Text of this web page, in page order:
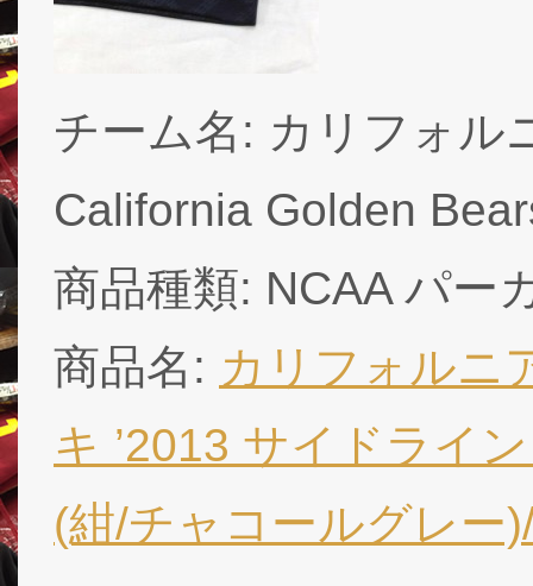
チーム名: カリフォル
California Golden
商品種類: NCAA パー
商品名: カリフォルニ
キ ’2013 サイドライ
(紺/チャコールグレー